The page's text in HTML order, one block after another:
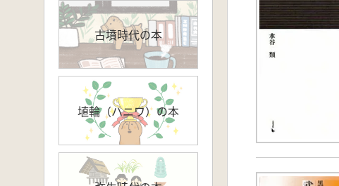
古墳時代の本
埴輪（ハニワ）の本